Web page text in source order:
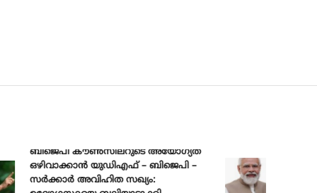
ബിജെപി കൗൺസിലറുടെ അയോഗ്യത
ഒഴിവാക്കാൻ യുഡിഎഫ് – ബിജെപി –
സർക്കാർ അവിഹിത സഖ്യം: